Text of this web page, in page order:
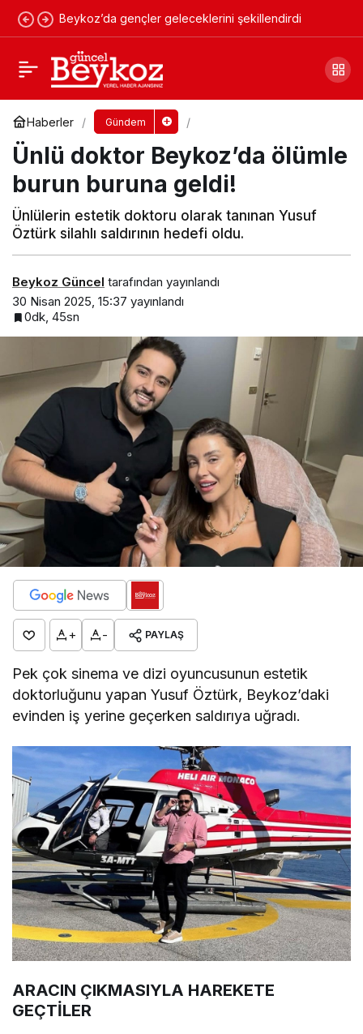
Beykoz’da gençler geleceklerini şekillendirdi
Haberler Gündem
Ünlü doktor Beykoz’da ölümle
burun buruna geldi!
Ünlülerin estetik doktoru olarak tanınan Yusuf
Öztürk silahlı saldırının hedefi oldu.
Beykoz Güncel tarafından yayınlandı
30 Nisan 2025, 15:37 yayınlandı
0dk, 45sn
+ - PAYLAŞ
Pek çok sinema ve dizi oyuncusunun estetik
doktorluğunu yapan Yusuf Öztürk, Beykoz’daki
evinden iş yerine geçerken saldırıya uğradı.
ARACIN ÇIKMASIYLA HAREKETE
GEÇTİLER
Beykoz Film Platosu ihalesinde ‘adrese
teslim’ iddiası!
Yorum Yap Paylaş